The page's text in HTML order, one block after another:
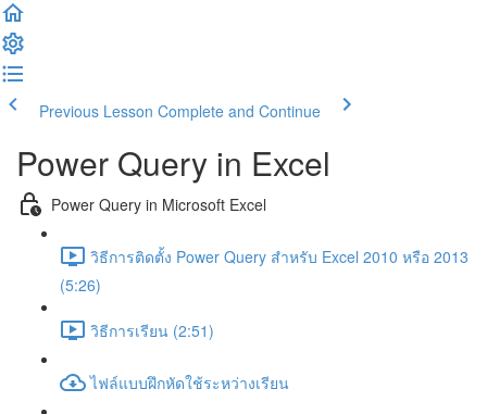
Previous Lesson Complete and Continue
Power Query in Excel
Power Query in Microsoft Excel
วิธีการติดตั้ง Power Query สำหรับ Excel 2010 หรือ 2013
(5:26)
วิธีการเรียน (2:51)
ไฟล์แบบฝึกหัดใช้ระหว่างเรียน